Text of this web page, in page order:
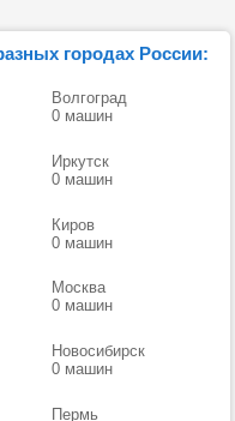
городах России:
Волгоград
0 машин
Иркутск
0 машин
Киров
0 машин
Москва
0 машин
Новосибирск
0 машин
Пермь